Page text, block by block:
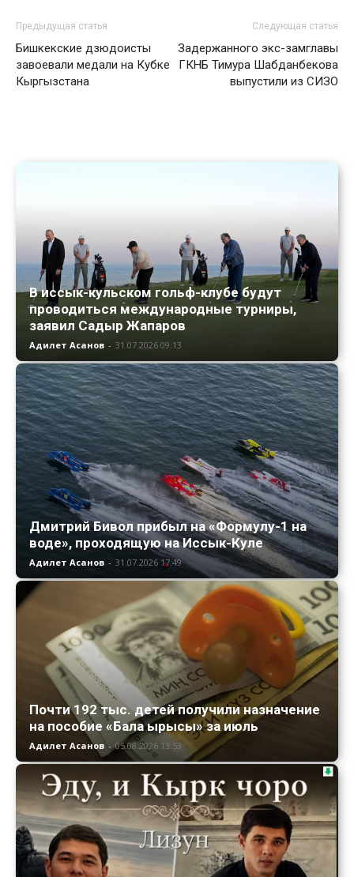
Предыдущая статья
Бишкекские дзюдоисты
завоевали медали на Кубке
Кыргызстана
Следующая статья
Задержанного экс-замглавы
ГКНБ Тимура Шабданбекова
выпустили из СИЗО
В иссык-кульском гольф-клубе будут
проводиться международные турниры,
заявил Садыр Жапаров
Адилет Асанов - 31.07.2026 09:13
Дмитрий Бивол прибыл на «Формулу-1 на
воде», проходящую на Иссык-Куле
Адилет Асанов - 31.07.2026 17:49
Почти 192 тыс. детей получили назначение
на пособие «Бала ырысы» за июль
Адилет Асанов - 05.08.2026 13:53